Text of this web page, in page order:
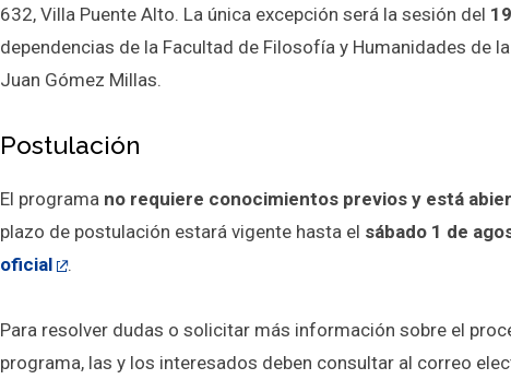
632, Villa Puente Alto. La única excepción será la sesión del
dependencias de la Facultad de Filosofía y Humanidades de
Juan Gómez Millas.
Postulación
El programa no requiere conocimientos previos y está
plazo de postulación estará vigente hasta el sábado 1 de
oficial
.
Para resolver dudas o solicitar más información sobre el
programa, las y los interesados deben consultar al correo